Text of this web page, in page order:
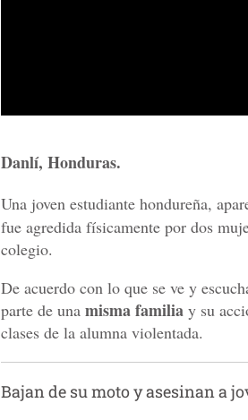
Danlí, Honduras.
Una joven estudiante hondureña,
fue agredida físicamente por dos
colegio.
De acuerdo con lo que se ve y
parte de una misma familia y su
clases de la alumna violentada.
Bajan de su moto y asesinan a